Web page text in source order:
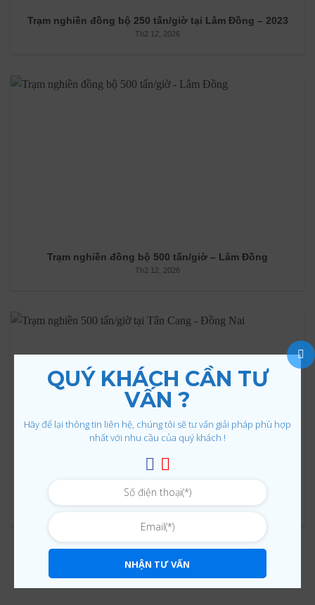
Trạm nghiền đồng bộ 250 tấn/giờ tại Lâm Đồng – 2023
Th2 12, 2026
Trạm nghiền đồng bộ 500 tấn/giờ – Lâm Đồng
Th2 12, 2026
Trạm nghiền 500 tấn/giờ tại Tân Cang – Đồng Nai
Th2 12, 2026
QUÝ KHÁCH CẦN TƯ
VẤN ?
Hãy để lại thông tin liên hệ, chúng tôi sẽ tư vấn giải pháp phù hợp
nhất với nhu cầu của quý khách !
NHẬN TƯ VẤN